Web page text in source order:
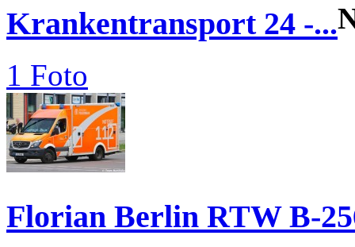
Krankentransport 24 -...
1 Foto
Florian Berlin RTW B-